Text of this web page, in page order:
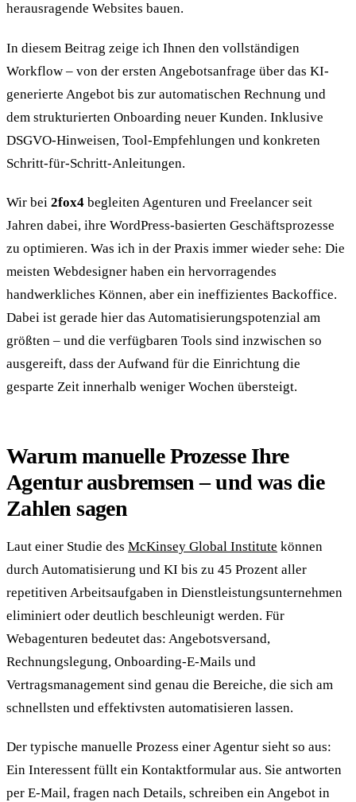
herausragende Websites bauen.
In diesem Beitrag zeige ich Ihnen den vollständigen
Workflow – von der ersten Angebotsanfrage über das KI-
generierte Angebot bis zur automatischen Rechnung und
dem strukturierten Onboarding neuer Kunden. Inklusive
DSGVO-Hinweisen, Tool-Empfehlungen und konkreten
Schritt-für-Schritt-Anleitungen.
Wir bei 2fox4 begleiten Agenturen und Freelancer seit
Jahren dabei, ihre WordPress-basierten Geschäftsprozesse
zu optimieren. Was ich in der Praxis immer wieder sehe: Die
meisten Webdesigner haben ein hervorragendes
handwerkliches Können, aber ein ineffizientes Backoffice.
Dabei ist gerade hier das Automatisierungspotenzial am
größten – und die verfügbaren Tools sind inzwischen so
ausgereift, dass der Aufwand für die Einrichtung die
gesparte Zeit innerhalb weniger Wochen übersteigt.
Warum manuelle Prozesse Ihre
Agentur ausbremsen – und was die
Zahlen sagen
Laut einer Studie des McKinsey Global Institute können
durch Automatisierung und KI bis zu 45 Prozent aller
repetitiven Arbeitsaufgaben in Dienstleistungsunternehmen
eliminiert oder deutlich beschleunigt werden. Für
Webagenturen bedeutet das: Angebotsversand,
Rechnungslegung, Onboarding-E-Mails und
Vertragsmanagement sind genau die Bereiche, die sich am
schnellsten und effektivsten automatisieren lassen.
Der typische manuelle Prozess einer Agentur sieht so aus:
Ein Interessent füllt ein Kontaktformular aus. Sie antworten
per E-Mail, fragen nach Details, schreiben ein Angebot in